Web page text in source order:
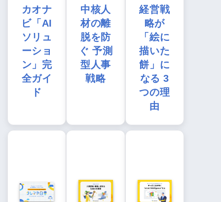
カオナ
ビ「AI
ソリュ
ーショ
ン」完
全ガイ
ド
中核人
材の離
脱を防
ぐ 予測
型人事
戦略
経営戦
略が
「絵に
描いた
餅」に
なる 3
つの理
由